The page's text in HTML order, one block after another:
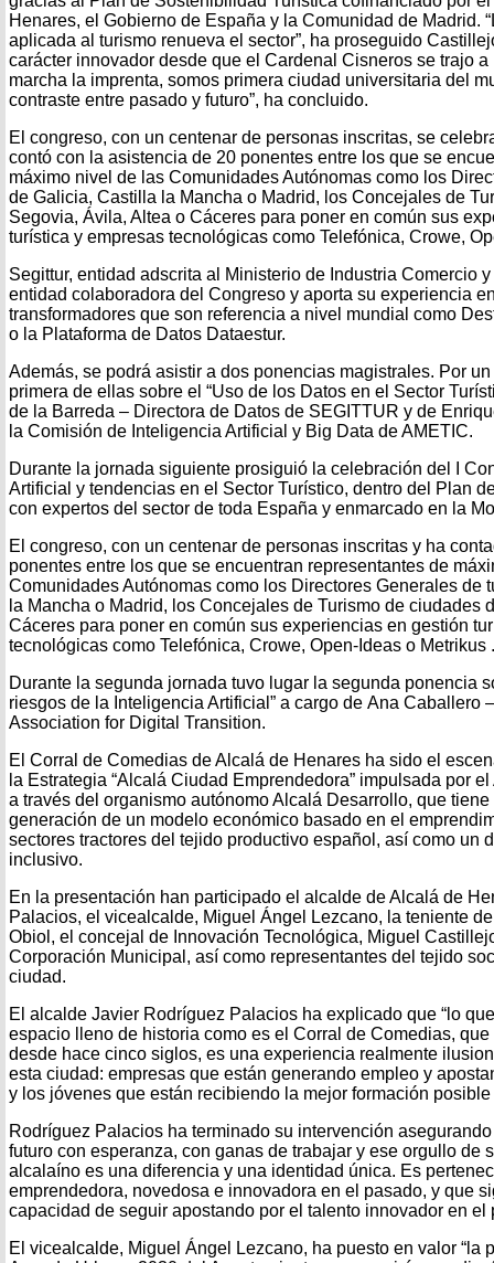
Henares, el Gobierno de España y la Comunidad de Madrid.
aplicada al turismo renueva el sector”, ha proseguido
carácter innovador desde que el Cardenal Cisneros se trajo
marcha la imprenta, somos primera ciudad universitaria del
contraste entre pasado y futuro”, ha concluido.
El congreso, con un centenar de personas inscritas, se
contó con la asistencia de 20 ponentes entre los que se
máximo nivel de las Comunidades Autónomas como los
de Galicia, Castilla la Mancha o Madrid, los Concejales de
Segovia, Ávila, Altea o Cáceres para poner en común sus
turística y empresas tecnológicas como Telefónica, Crowe,
Segittur, entidad adscrita al Ministerio de Industria Comercio
entidad colaboradora del Congreso y aporta su experiencia
transformadores que son referencia a nivel mundial como
o la Plataforma de Datos Dataestur.
Además, se podrá asistir a dos ponencias magistrales. Por
primera de ellas sobre el “Uso de los Datos en el Sector
de la Barreda – Directora de Datos de SEGITTUR y de
la Comisión de Inteligencia Artificial y Big Data de AMETIC.
Durante la jornada siguiente prosiguió la celebración del I
Artificial y tendencias en el Sector Turístico, dentro del Plan
con expertos del sector de toda España y enmarcado en la
El congreso, con un centenar de personas inscritas y ha
ponentes entre los que se encuentran representantes de
Comunidades Autónomas como los Directores Generales de
la Mancha o Madrid, los Concejales de Turismo de ciudades
Cáceres para poner en común sus experiencias en gestión
tecnológicas como Telefónica, Crowe, Open-Ideas o Metrikus .
Durante la segunda jornada tuvo lugar la segunda ponencia
riesgos de la Inteligencia Artificial” a cargo de Ana Caballero
Association for Digital Transition.
El Corral de Comedias de Alcalá de Henares ha sido el
la Estrategia “Alcalá Ciudad Emprendedora” impulsada por
a través del organismo autónomo Alcalá Desarrollo, que
generación de un modelo económico basado en el
sectores tractores del tejido productivo español, así como un
inclusivo.
En la presentación han participado el alcalde de Alcalá de
Palacios, el vicealcalde, Miguel Ángel Lezcano, la teniente
Obiol, el concejal de Innovación Tecnológica, Miguel
Corporación Municipal, así como representantes del tejido
ciudad.
El alcalde Javier Rodríguez Palacios ha explicado que “lo
espacio lleno de historia como es el Corral de Comedias,
desde hace cinco siglos, es una experiencia realmente
esta ciudad: empresas que están generando empleo y
y los jóvenes que están recibiendo la mejor formación
Rodríguez Palacios ha terminado su intervención
futuro con esperanza, con ganas de trabajar y ese orgullo de
alcalaíno es una diferencia y una identidad única. Es
emprendedora, novedosa e innovadora en el pasado, y que
capacidad de seguir apostando por el talento innovador en el
El vicealcalde, Miguel Ángel Lezcano, ha puesto en valor “la